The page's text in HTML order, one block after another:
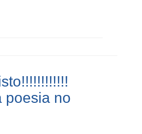
poesia no